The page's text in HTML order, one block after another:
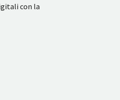
con la